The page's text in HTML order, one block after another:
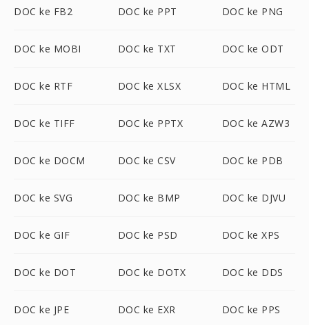
DOC ke FB2 DOC ke PPT DOC ke PNG
DOC ke MOBI DOC ke TXT DOC ke ODT
DOC ke RTF DOC ke XLSX DOC ke HTML
DOC ke TIFF DOC ke PPTX DOC ke AZW3
DOC ke DOCM DOC ke CSV DOC ke PDB
DOC ke SVG DOC ke BMP DOC ke DJVU
DOC ke GIF DOC ke PSD DOC ke XPS
DOC ke DOT DOC ke DOTX DOC ke DDS
DOC ke JPE DOC ke EXR DOC ke PPS